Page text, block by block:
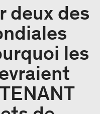
deux des
les